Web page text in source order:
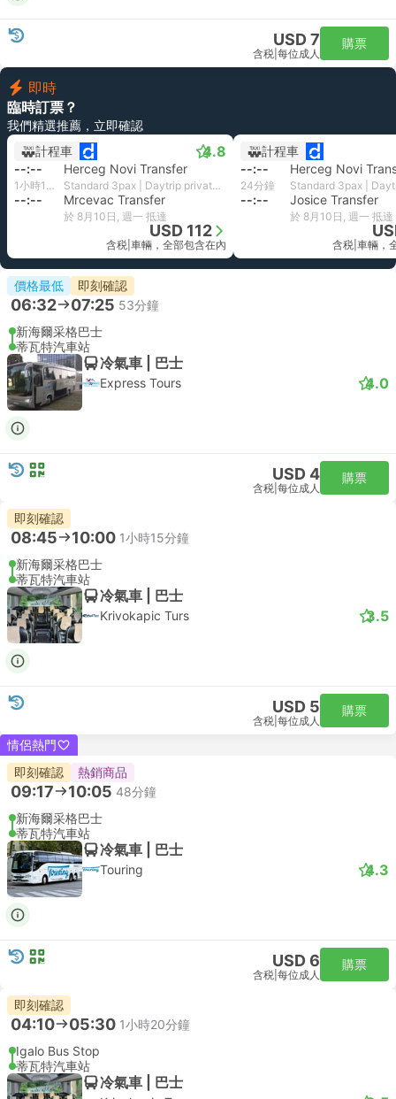
USD 7
含税 每位成人
購票
即時
臨時訂票？
我們精選推薦，立即確認
計程車
4.8
--:-- Herceg Novi Transfer
1小時11分鐘 Standard 3pax | Daytrip private transfer with English speaking driver
--:-- Mrcevac Transfer
於 8月10日, 週一 抵達
USD 112
含税 車輛，全部包含在內
計程車
--:--
Herceg Novi
24分鐘
--:-- Josice Transfer
於 8月10日, 週一 抵達
含税 車輛，
價格最低 即刻確認
06:32 07:25 53分鐘
新海爾采格巴士
蒂瓦特汽車站
冷氣車 | 巴士
Express Tours 4.0
USD 4
含税 每位成人
購票
即刻確認
08:45 10:00 1小時15分鐘
新海爾采格巴士
蒂瓦特汽車站
冷氣車 | 巴士
Krivokapic Turs 3.5
USD 5
含税 每位成人
購票
情侶熱門
即刻確認
熱銷商品
09:17 10:05 48分鐘
新海爾采格巴士
蒂瓦特汽車站
冷氣車 | 巴士
Touring 4.3
USD 6
含税 每位成人
購票
即刻確認
04:10 05:30 1小時20分鐘
Igalo Bus Stop
蒂瓦特汽車站
冷氣車 | 巴士